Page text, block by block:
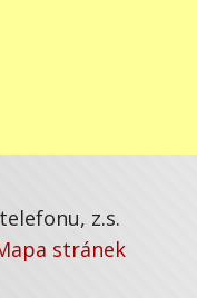
z.s.
stránek